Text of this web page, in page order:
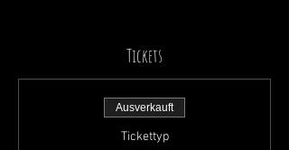
Tickets
Ausverkauft
Tickettyp